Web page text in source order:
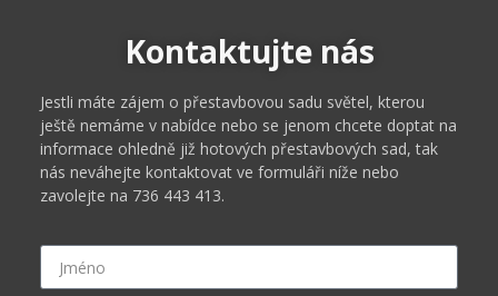
Kontaktujte nás
Jestli máte zájem o přestavbovou sadu světel, kterou
ještě nemáme v nabídce nebo se jenom chcete doptat na
informace ohledně již hotových přestavbových sad, tak
nás neváhejte kontaktovat ve formuláři níže nebo
zavolejte na 736 443 413.